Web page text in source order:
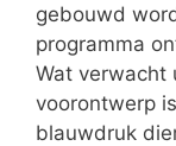
gebouwd
programma
Wat verwacht
voorontwerp
blauwdruk